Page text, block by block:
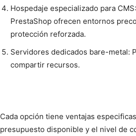
Hospedaje especializado para
PrestaShop ofrecen entornos
protección reforzada.
Servidores dedicados bare-metal:
compartir recursos.
Cada opción tiene ventajas
presupuesto disponible y el nivel de